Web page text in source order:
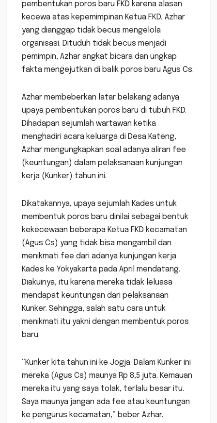
pembentukan poros baru FKD karena alasan
kecewa atas kepemimpinan Ketua FKD, Azhar
yang dianggap tidak becus mengelola
organisasi. Dituduh tidak becus menjadi
pemimpin, Azhar angkat bicara dan ungkap
fakta mengejutkan di balik poros baru Agus Cs.
Azhar membeberkan latar belakang adanya
upaya pembentukan poros baru di tubuh FKD.
Dihadapan sejumlah wartawan ketika
menghadiri acara keluarga di Desa Kateng,
Azhar mengungkapkan soal adanya aliran fee
(keuntungan) dalam pelaksanaan kunjungan
kerja (Kunker) tahun ini.
Dikatakannya, upaya sejumlah Kades untuk
membentuk poros baru dinilai sebagai bentuk
kekecewaan beberapa Ketua FKD kecamatan
(Agus Cs) yang tidak bisa mengambil dan
menikmati fee dari adanya kunjungan kerja
Kades ke Yokyakarta pada April mendatang.
Diakuinya, itu karena mereka tidak leluasa
mendapat keuntungan dari pelaksanaan
Kunker. Sehingga, salah satu cara untuk
menikmati itu yakni dengan membentuk poros
baru.
“Kunker kita tahun ini ke Jogja. Dalam Kunker ini
mereka (Agus Cs) maunya Rp 8,5 juta. Kemauan
mereka itu yang saya tolak, terlalu besar itu.
Saya maunya jangan ada fee atau keuntungan
ke pengurus kecamatan,” beber Azhar.